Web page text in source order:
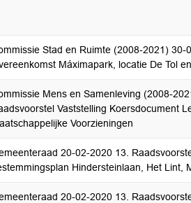
Stad en Ruimte (2008-2021) 30-
Máximapark, locatie De Tol
Mens en Samenleving (2008-
Vaststelling Koersdocument
Voorzieningen
20-02-2020 13.
Hindersteinlaan, Het Lint,
20-02-2020 13.